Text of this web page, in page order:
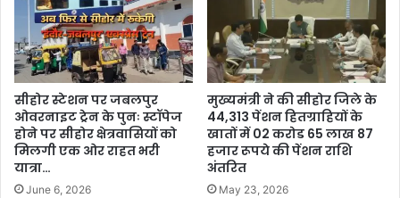
सीहोर स्टेशन पर जबलपुर
ओवरनाइट ट्रेन के पुनः स्टॉपेज
होने पर सीहोर क्षेत्रवासियों को
मिलगी एक ओर राहत भरी
यात्रा…
June 6, 2026
मुख्यमंत्री ने की सीहोर जिले के
44,313 पेंशन हितग्राहियों के
खातों में 02 करोड 65 लाख 87
हजार रूपये की पेंशन राशि
अंतरित
May 23, 2026